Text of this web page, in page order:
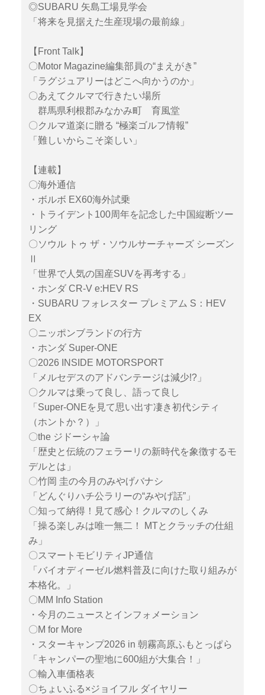
◎SUBARU 矢島工場見学会
「将来を見据えた生産現場の最前線」
【Front Talk】
〇Motor Magazine編集部員の“まえがき”
「ラグジュアリーはどこへ向かうのか」
〇あえてクルマで行きたい場所
群馬県利根郡みなかみ町 育風堂
〇クルマ道楽に贈る “極楽ゴルフ情報”
「難しいからこそ楽しい」
【連載】
〇海外通信
・ボルボ EX60海外試乗
・トライデント100周年を記念した中国縦断ツー
リング
〇ソウル トゥ ザ・ソウルサーチャーズ シーズン
Ⅱ
「世界で人気の国産SUVを再考する」
・ホンダ CR-V e:HEV RS
・SUBARU フォレスター プレミアム S：HEV
EX
〇ニッポンブランドの行方
・ホンダ Super-ONE
〇2026 INSIDE MOTORSPORT
「メルセデスのアドバンテージは減少!?」
〇クルマは乗って良し、語って良し
「Super-ONEを見て思い出す凄き初代シティ
（ホントか？）」
〇the ジドーシャ論
「歴史と伝統のフェラーリの新時代を象徴するモ
デルとは」
〇竹岡 圭の今月のみやげバナシ
「どんぐりハチ公ラリーの“みやげ話”」
〇知って納得！見て感心！クルマのしくみ
「操る楽しみは唯一無二！ MTとクラッチの仕組
み」
〇スマートモビリティJP通信
「バイオディーゼル燃料普及に向けた取り組みが
本格化。」
〇MM Info Station
・今月のニュースとインフォメーション
〇M for More
・スターキャンプ2026 in 朝霧高原ふもとっぱら
「キャンパーの聖地に600組が大集合！」
〇輸入車価格表
〇ちょいふる×ジョイフル ダイヤリー